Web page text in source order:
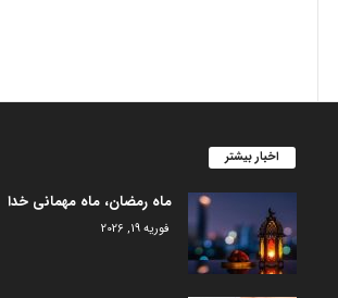
اخبار بیشتر
ماه رمضان، ماه مهمانی خدا
فوریه 19, 2026